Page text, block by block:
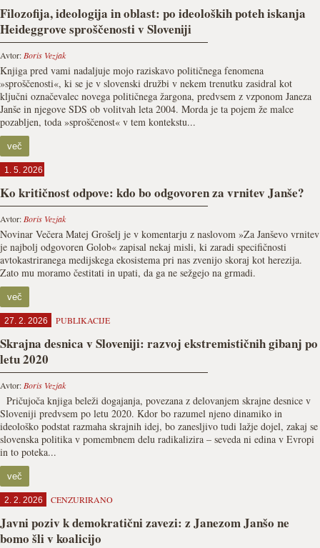
Filozofija, ideologija in oblast: po ideoloških poteh iskanja
Heideggrove sproščenosti v Sloveniji
Avtor: Boris Vezjak
Knjiga pred vami nadaljuje mojo raziskavo političnega fenomena
»sproščenosti«, ki se je v slovenski družbi v nekem trenutku zasidral kot
ključni označevalec novega političnega žargona, predvsem z vzponom Janeza
Janše in njegove SDS ob volitvah leta 2004. Morda je ta pojem že malce
pozabljen, toda »sproščenost« v tem kontekstu...
več
1. 5. 2026
Ko kritičnost odpove: kdo bo odgovoren za vrnitev Janše?
Avtor: Boris Vezjak
Novinar Večera Matej Grošelj je v komentarju z naslovom »Za Janševo vrnitev
je najbolj odgovoren Golob« zapisal nekaj misli, ki zaradi specifičnosti
avtokastriranega medijskega ekosistema pri nas zvenijo skoraj kot herezija.
Zato mu moramo čestitati in upati, da ga ne sežgejo na grmadi.
več
27. 2. 2026 PUBLIKACIJE
Skrajna desnica v Sloveniji: razvoj ekstremističnih gibanj po
letu 2020
Avtor: Boris Vezjak
Pričujoča knjiga beleži dogajanja, povezana z delovanjem skrajne desnice v
Sloveniji predvsem po letu 2020. Kdor bo razumel njeno dinamiko in
ideološko podstat razmaha skrajnih idej, bo zanesljivo tudi lažje dojel, zakaj se
slovenska politika v pomembnem delu radikalizira – seveda ni edina v Evropi
in to poteka...
več
2. 2. 2026 CENZURIRANO
Javni poziv k demokratični zavezi: z Janezom Janšo ne
bomo šli v koalicijo